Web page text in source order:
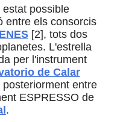
possible
entre els consorcis
[2], tots dos
L'estrella
per l'instrument
de Calar
entre
ESPRESSO de
.